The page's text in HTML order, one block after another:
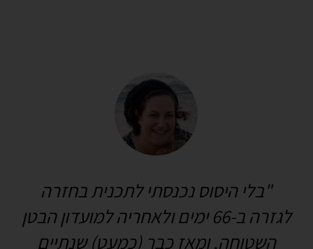
"בלי היסוס נכנסתי לתכנית בחזרה
לגזרה ב-66 ימים ולאחריה למועדון הבטן
השטוחה, ומאז כבר (כמעט) שנתיים